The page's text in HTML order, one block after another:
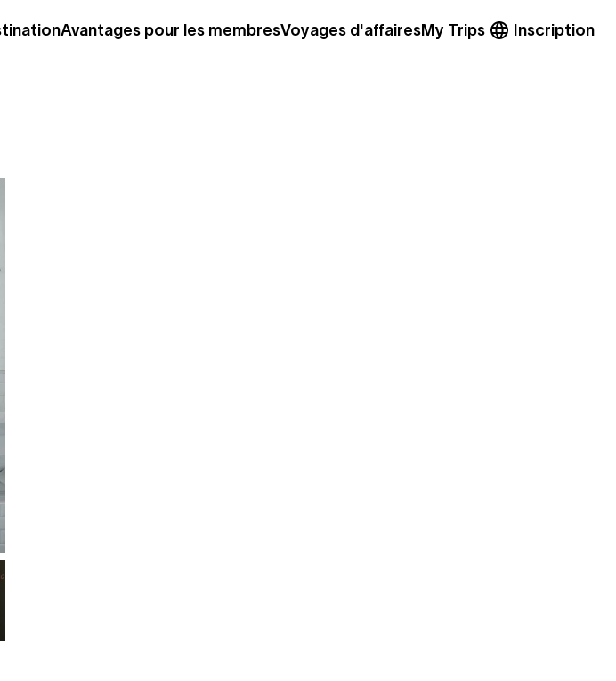
Avantages pour les membresVoyages d'affairesMy Trips Inscription